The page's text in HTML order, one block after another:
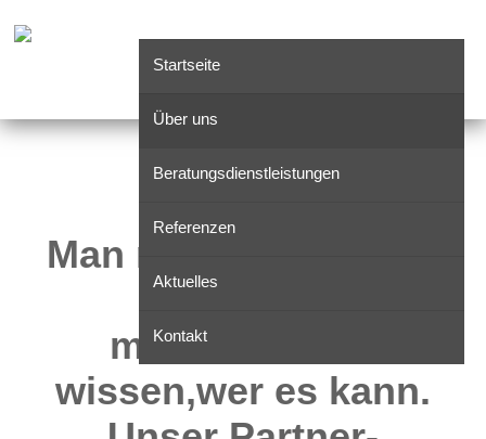
Startseite
Über uns
Beratungsdienstleistungen
Referenzen
Aktuelles
Kontakt
Man muss nicht alles
können –
man muss nur
wissen,wer es kann.